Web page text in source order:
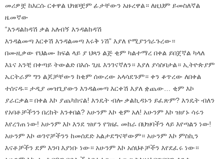
መሪዎቿ ከእርሱ ርቀዋል ህዝቦቿም ፊታቸውን አዙረዋል። ለዚህም ይመስለኛል
ዜመኛው
“እንዳልከዳሽ ቃል አለብኝ እንዳልከዳሽ
እንዳልመጣ እርቀሽ እንዳልመጣ እሩቅ ነሽ” እያለ የሚያንጎራጉረው።
በሙዚቃው የህልሙ ክፍል ላይ ያ ህጻን ልጅ ቂም ካልተማረ በቀል ይበጀኛል ካላለ
እኔና አንቺ በቀጣይ ትውልድ በእሱ ጊዜ እንገናኛለን። እያለ ያሳስባታል። ኢትዮጵያም
ኤርትራም ግን ልጆቻቸውን ከቂም ሰውረው አላሳደጉም። ቀን ቆጥረው ለበቀል
ተሰናዱ። ታዲያ መዝጊያውን እንዳልመጣ እርቀሽ እያለ ቋጨው… ቂም እኮ
ያራርቃል። በቀል እኮ ያጨካክናል! እንዴት ብሎ ቃልኪዳኑን ይፈጽም? እንዴት ብለን
የአባቶቻችንን በረከት እንቀበል? አሁንም እኮ ቂም አለ! አሁንም እኮ ዝሆኑ ሳሩን
እየረገጠ ነው! አሁንም እኮ እንደ ዝሆን የገዘፈ መከራ በህዝባችን ላይ እየጣልን ነው!
አሁንም እኮ ወገኖቻችንን ከመሰደድ አልታደግናቸውም። አሁንም እኮ ምስኪን
እናቶቻችን ደም እንባ እያነቡ ነው። አሁንም እኮ አሰህቶቻችን እየደፈሩ ነው።